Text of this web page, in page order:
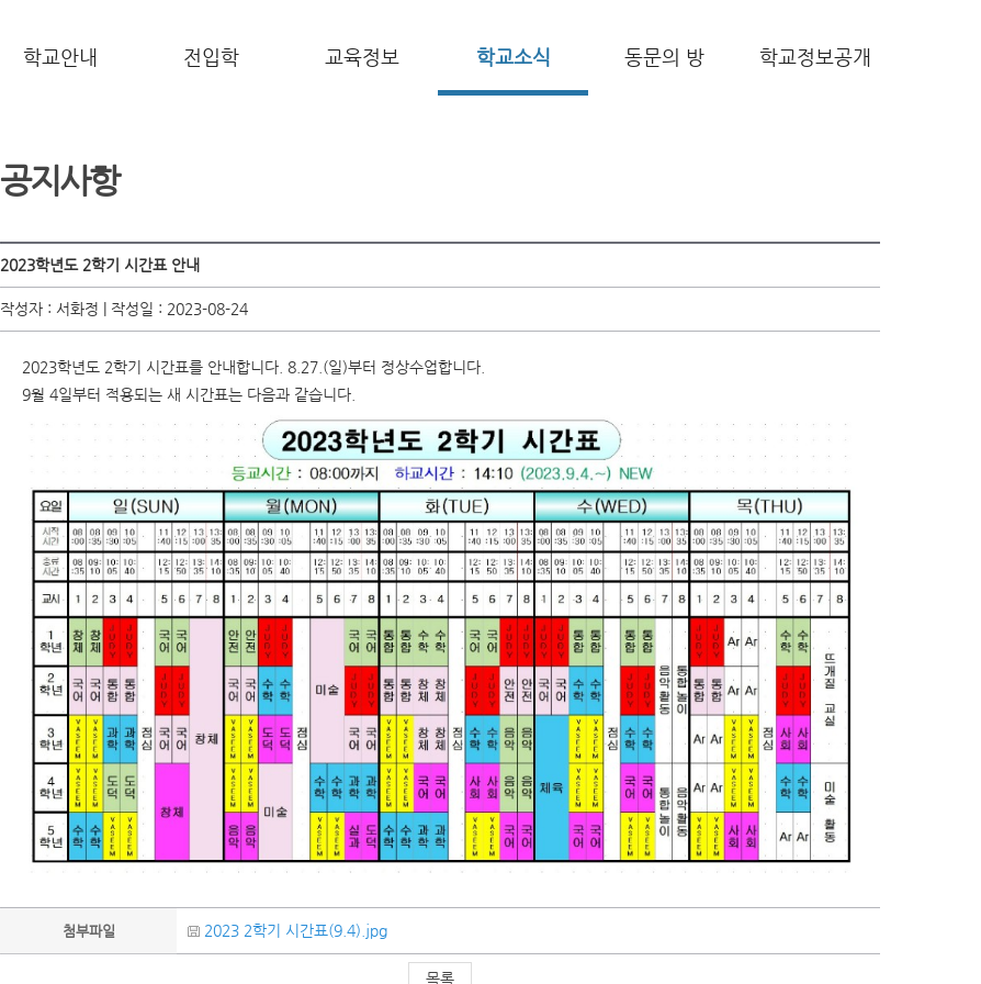
학교안내 전입학 교육정보 학교소식 동문의 방 학교정보공개
공지사항
2023학년도 2학기 시간표 안내
작성자 : 서화정 | 작성일 : 2023-08-24
2023학년도 2학기 시간표를 안내합니다. 8.27.(일)부터 정상수업합니다.
9월 4일부터 적용되는 새 시간표는 다음과 같습니다.
첨부파일 2023 2학기 시간표(9.4).jpg
목록